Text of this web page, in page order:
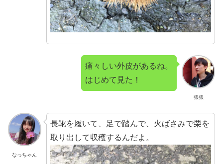
張張
痛々しい外皮があるね。
はじめて見た！
なっちゃん
長靴を履いて、足で踏んで、火ばさみで栗を
取り出して収穫するんだよ。